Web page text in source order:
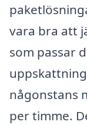
vara bra att
som passar
någonstans
per timme.